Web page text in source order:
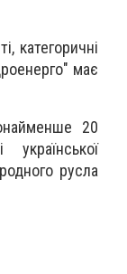
категоричні
має
20
русла